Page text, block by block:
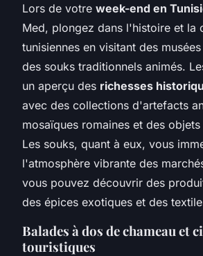
Lors de votre week-end en
Med, plongez dans l'histoire et la
tunisiennes en visitant des
des souks traditionnels animés.
un aperçu des richesses
avec des collections d'artefacts
mosaïques romaines et des
Les souks, quant à eux, vous
l'atmosphère vibrante des
vous pouvez découvrir des
des épices exotiques et des
Balades à dos de chameau et
touristiques